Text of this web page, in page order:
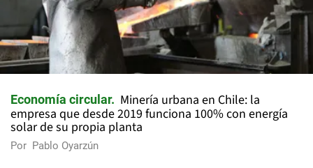
Economía circular
Minería urbana en Chile: la
empresa que desde 2019 funciona 100% con energía
solar de su propia planta
Por Pablo Oyarzún